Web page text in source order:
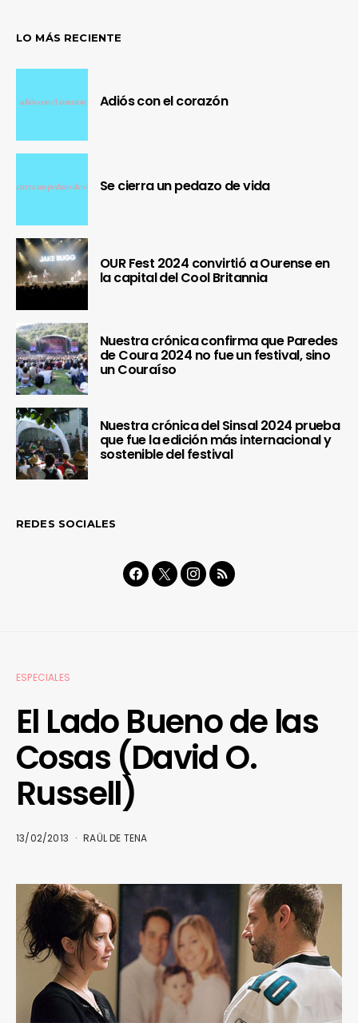
LO MÁS RECIENTE
Adiós con el corazón
Se cierra un pedazo de vida
OUR Fest 2024 convirtió a Ourense en
la capital del Cool Britannia
Nuestra crónica confirma que Paredes
de Coura 2024 no fue un festival, sino
un Couraíso
Nuestra crónica del Sinsal 2024 prueba
que fue la edición más internacional y
sostenible del festival
REDES SOCIALES
ESPECIALES
El Lado Bueno de las
Cosas (David O.
Russell)
13/02/2013 RAÜL DE TENA